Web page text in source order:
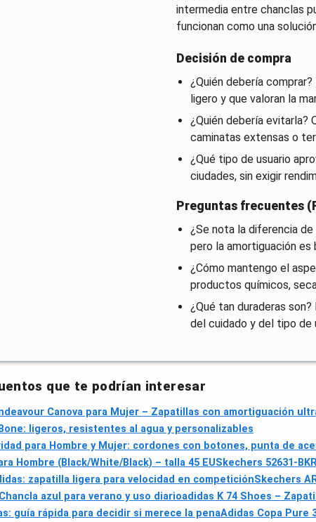
intermedia entre chanclas
funcionan como una
Decisión de compra
¿Quién debería
ligero y que valoran la
¿Quién debería evitarla?
caminatas extensas o
¿Qué tipo de usuario
ciudades, sin exigir
Preguntas frecuentes
¿Se nota la diferencia
pero la amortiguación es
¿Cómo mantengo el
productos químicos,
¿Qué tan duraderas
del cuidado y del tipo de
que te podrían interesar
Canova para Mujer – Zapatillas con amortiguación
ligeros, resistentes al agua y personalizables
para Hombre y Mujer: cordones con botones, punta de
Hombre (Black/White/Black) – talla 45 EUSkechers 52631-
zapatilla ligera para velocidad en competiciónSkechers
azul para verano y uso diarioadidas K 74 Shoes –
guía rápida para decidir si merece la penaAdidas Copa Pure